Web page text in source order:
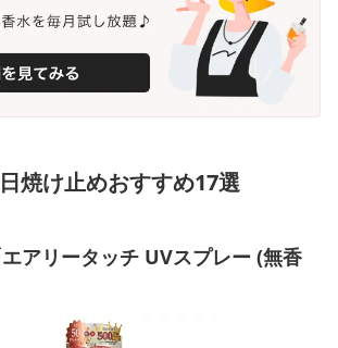
焼け止めおすすめ17選
アリータッチ UVスプレー (無香